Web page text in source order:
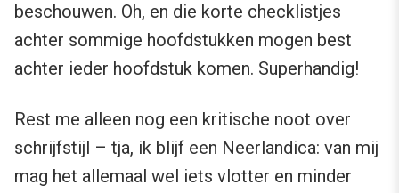
beschouwen. Oh, en die korte checklistjes
achter sommige hoofdstukken mogen best
achter ieder hoofdstuk komen. Superhandig!
Rest me alleen nog een kritische noot over
schrijfstijl – tja, ik blijf een Neerlandica: van mij
mag het allemaal wel iets vlotter en minder